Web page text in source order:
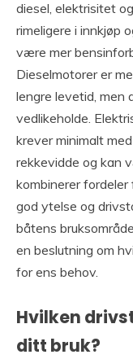
diesel, elektrisitet
rimeligere i innkjøp
være mer
Dieselmotorer er
lengre levetid, men
vedlikeholde.
krever minimalt
rekkevidde og kan
kombinerer
god ytelse og
båtens
en beslutning om
for ens behov.
Hvilken
ditt bruk?